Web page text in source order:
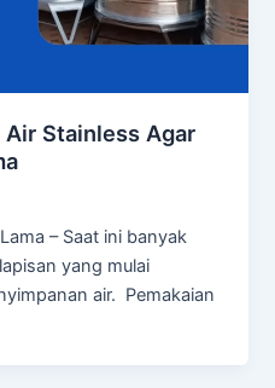
Stainless Agar
– Saat ini banyak
yang mulai
air. Pemakaian